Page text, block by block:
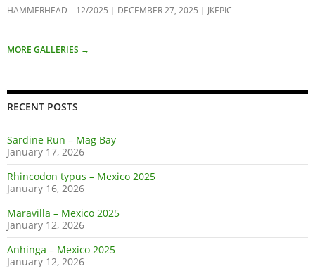
HAMMERHEAD – 12/2025 DECEMBER 27, 2025 JKEPIC
MORE GALLERIES →
RECENT POSTS
Sardine Run – Mag Bay
January 17, 2026
Rhincodon typus – Mexico 2025
January 16, 2026
Maravilla – Mexico 2025
January 12, 2026
Anhinga – Mexico 2025
January 12, 2026